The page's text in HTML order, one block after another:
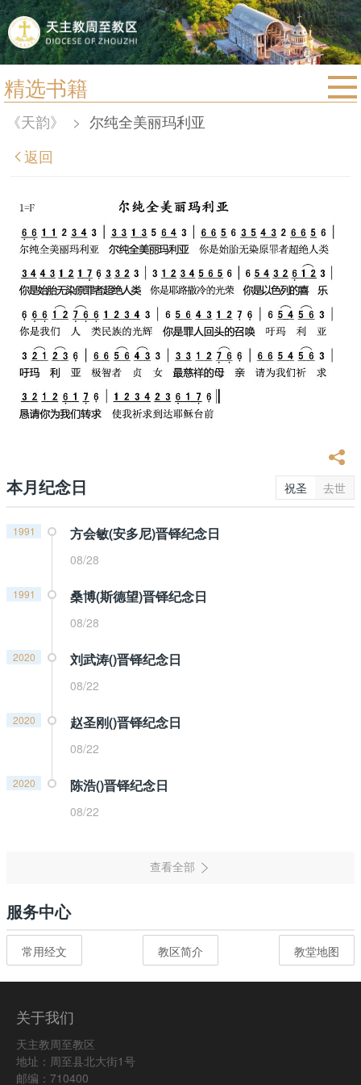
精选书籍
首页
宗教法规
教区简介
信仰文萃
教会圣月
《天韵》 > 尔纯全美丽玛利亚
返回
本月纪念日 祝圣 去世
1991 方会敏(安多尼)晋铎纪念日
08/28
1991 桑博(斯德望)晋铎纪念日
08/28
2020 刘武涛()晋铎纪念日
08/22
2020 赵圣刚()晋铎纪念日
08/22
2020 陈浩()晋铎纪念日
08/22
服务中心
常用经文 教区简介 教堂地图
关于我们
天主教周至教区
地址：周至县北大街1号
邮编：710400